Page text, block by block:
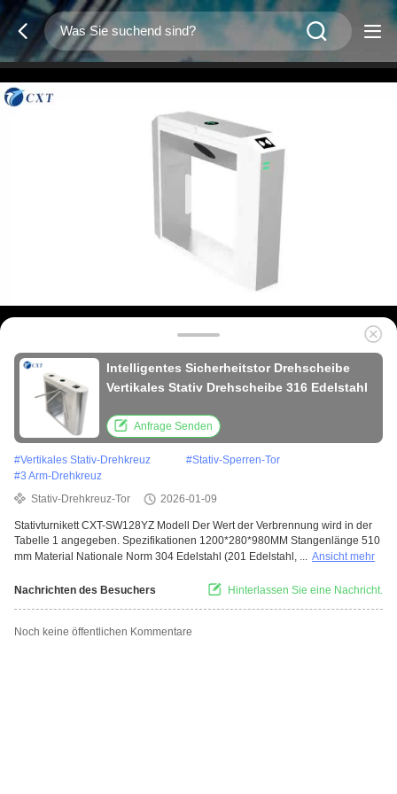
Intelligentes Sicherheitstor Drehscheibe
Vertikales Stativ Drehscheibe 316 Edelstahl
Anfrage Senden
#Vertikales Stativ-Drehkreuz #Stativ-Sperren-Tor
#3 Arm-Drehkreuz
Stativ-Drehkreuz-Tor
2026-01-09
Stativturnikett CXT-SW128YZ Modell Der Wert der Verbrennung wird in der
Tabelle 1 angegeben. Spezifikationen 1200*280*980MM Stangenlänge 510
mm Material Nationale Norm 304 Edelstahl (201 Edelstahl, ... Ansicht mehr
Nachrichten des Besuchers Hinterlassen Sie eine Nachricht.
Noch keine öffentlichen Kommentare